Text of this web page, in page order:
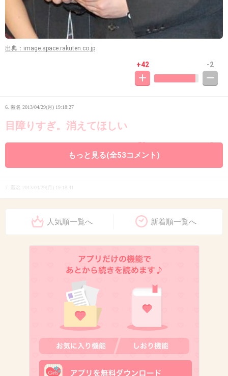
出典：image.space.rakuten.co.jp
+42 -2
6. 匿名 2013/04/29(月) 19:18:27
目障りすぎ。消えてほしい
+53 -5
2013/04/29(月) 19:18:41
+49
2013/04/29(月) 19:19:01
博多で風俗でもしたら
+24
2013/04/29(月) 19:19:26
＞「ブログもすごく面白いし、彼女に真顔で放送作家にな
もっと見る(全53コメント)
人気順一覧へ 新着順一覧へ